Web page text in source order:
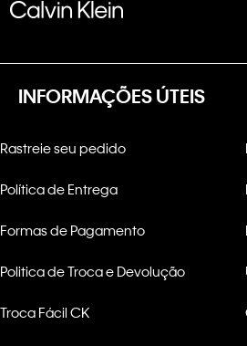
INFORMAÇÕES ÚTEIS
Rastreie seu pedido
Política de Entrega
Formas de Pagamento
Politica de Troca e Devolução
Troca Fácil CK